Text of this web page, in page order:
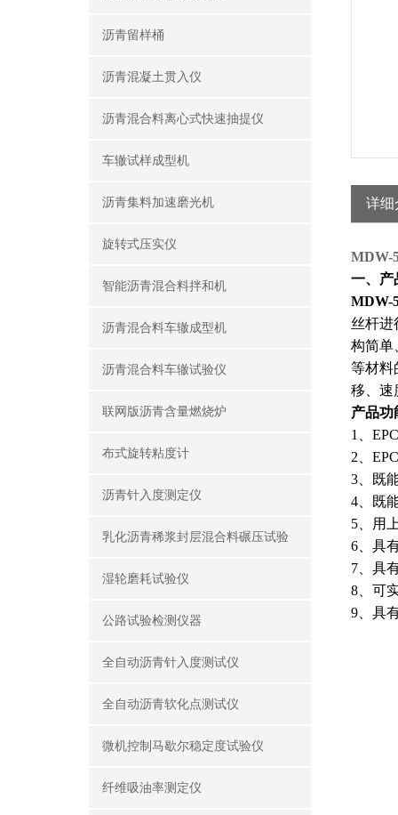
沥青留样桶
沥青混凝土贯入仪
沥青混合料离心式快速抽提仪
车辙试样成型机
沥青集料加速磨光机
旋转式压实仪
智能沥青混合料拌和机
沥青混合料车辙成型机
沥青混合料车辙试验仪
联网版沥青含量燃烧炉
布式旋转粘度计
沥青针入度测定仪
乳化沥青稀浆封层混合料碾压试验
湿轮磨耗试验仪
公路试验检测仪器
全自动沥青针入度测试仪
全自动沥青软化点测试仪
微机控制马歇尔稳定度试验仪
纤维吸油率测定仪
详细
MDW-
一、
MDW-
丝杆进
构简单
等材料
移、速
产品
1、
2、
3、既
4、既
5、用
6、具
7、具
8、可
9、具